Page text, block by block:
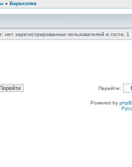
» Барахолка
зарегистрированных пользователей и гости: 1
Перейти:
Powered by